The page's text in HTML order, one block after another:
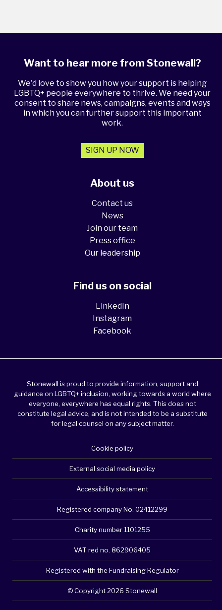
About us
Contact us
News
Join our team
Press office
Our leadership
Want to hear more from Stonewall?
We'd love to show you how your support is helping
LGBTQ+ people everywhere to thrive. We need your
consent to share news, campaigns, events and ways
in which you can further support this important
work.
SIGN UP NOW
Find us on social
LinkedIn
Instagram
Facebook
Stonewall is proud to provide information, support and
guidance on LGBTQ+ inclusion, working towards a world where
everyone, everywhere has equal rights. This does not
constitute legal advice, and is not intended to be a substitute
for legal counsel on any subject matter.
Cookie policy
External social media policy
Accessibility statement
Registered company No. 02412299
Charity number 1101255
VAT red no. 862906405
Registered with the Fundraising Regulator
© Copyright 2026 Stonewall